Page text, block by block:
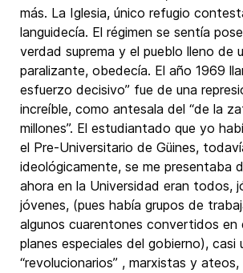
más. La Iglesia, único refugio
languidecía. El régimen se sentía
verdad suprema y el pueblo lleno de
paralizante, obedecía. El año 1969
esfuerzo decisivo” fue de una
increíble, como antesala del “de la
millones”. El estudiantado que yo
el Pre-Universitario de Güines,
ideológicamente, se me presentaba
ahora en la Universidad eran todos,
jóvenes, (pues había grupos de
algunos cuarentones convertidos en
planes especiales del gobierno), casi
“revolucionarios” , marxistas y